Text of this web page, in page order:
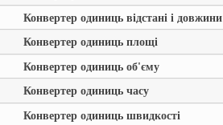
Конвертер одиниць відстані і довжини
Конвертер одиниць площі
Конвертер одиниць об'єму
Конвертер одиниць часу
Конвертер одиниць швидкості